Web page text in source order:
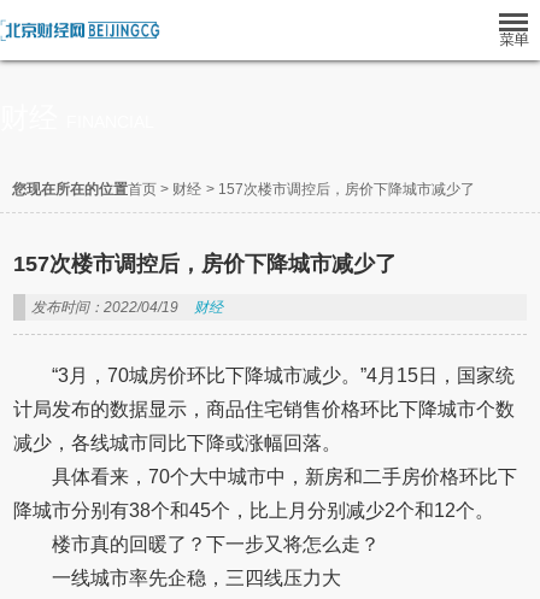
您现在所在的位置首页 > 财经 > 157次楼市调控后，房价下降城市减少了
157次楼市调控后，房价下降城市减少了
发布时间：2022/04/19 财经
“3月，70城房价环比下降城市减少。”4月15日，国家统
计局发布的数据显示，商品住宅销售价格环比下降城市个数
减少，各线城市同比下降或涨幅回落。
具体看来，70个大中城市中，新房和二手房价格环比下
降城市分别有38个和45个，比上月分别减少2个和12个。
楼市真的回暖了？下一步又将怎么走？
一线城市率先企稳，三四线压力大